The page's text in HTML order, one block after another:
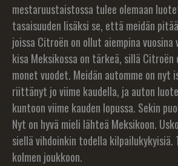
mestaruustaistossa tulee olemaan
tasaisuuden lisäksi se, että meidän
joissa Citroën on ollut aiempina vuosina
kisa Meksikossa on tärkeä, sillä
monet vuodet. Meidän automme on nyt
riittänyt jo viime kaudella, ja auton
kuntoon viime kauden lopussa. Sekin
Nyt on hyvä mieli lähteä Meksikoon.
siellä vihdoinkin todella kilpailukykyisiä.
kolmen joukkoon.